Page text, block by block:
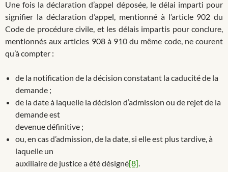
Une fois la déclaration d’appel déposée, le délai imparti pour
signifier la déclaration d’appel, mentionné à l’article 902 du
Code de procédure civile, et les délais impartis pour conclure,
mentionnés aux articles 908 à 910 du même code, ne courent
qu’à compter :
de la notification de la décision constatant la caducité de la
demande ;
de la date à laquelle la décision d’admission ou de rejet de la
demande est
devenue définitive ;
ou, en cas d’admission, de la date, si elle est plus tardive, à
laquelle un
auxiliaire de justice a été désigné[8].